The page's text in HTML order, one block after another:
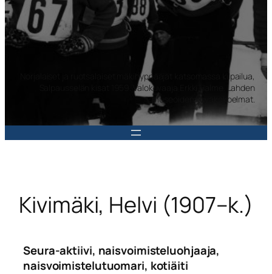
Norjalaiset ja ruotsalaiset mäkihyppääjät katsomassa kilpailua,
Salpausselän kisat 1959. Valokuvaaja Erkki Halme. Lahden
museoiden kuvakokoelmat.
Kivimäki, Helvi (1907–k.)
Seura-aktiivi, naisvoimisteluohjaaja,
naisvoimistelutuomari, kotiäiti